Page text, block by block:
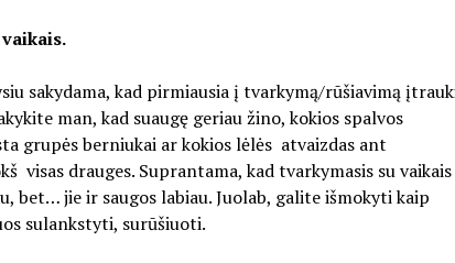
sakydama, kad pirmiausia į tvarkymą/rūšiavimą
man, kad suaugę geriau žino, kokios spalvos
grupės berniukai ar kokios lėlės atvaizdas ant
visas drauges. Suprantama, kad tvarkymasis su vaikais
bet… jie ir saugos labiau. Juolab, galite išmokyti kaip
sulankstyti, surūšiuoti.